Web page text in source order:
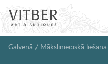
Galvenā / Mākslinieciskā liešana